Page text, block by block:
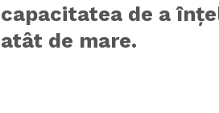
capacitatea de a
atât de mare.